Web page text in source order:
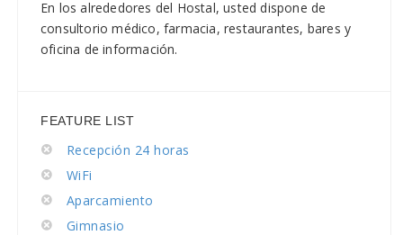
En los alrededores del Hostal, usted dispone de
consultorio médico, farmacia, restaurantes, bares y
oficina de información.
FEATURE LIST
Recepción 24 horas
WiFi
Aparcamiento
Gimnasio